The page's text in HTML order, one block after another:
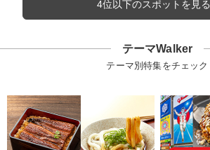
4位以下のスポットを見る
テーマWalker
テーマ別特集をチェック